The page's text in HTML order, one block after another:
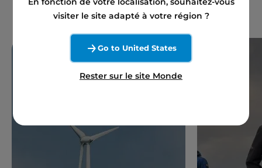
visiter le site adapté à votre région ?
Go to United States
Rester sur le site Monde